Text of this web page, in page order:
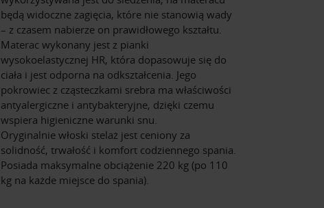
będą widoczne zagięcia, które nie stanowią wady
– z czasem nabierze on prawidłowego kształtu.
Materac wykonany jest z pianki
wysokoelastycznej HR, która dopasowuje się do
ciała i jest odporna na odkształcenia. Jego
pokrowiec z cząsteczkami srebra ma właściwości
antyalergiczne i antybakteryjne, dzięki czemu
wspiera higieniczne warunki snu.
Oryginalnie włoski stelaż jest ceniony za
solidność, trwałość i komfort codziennego spania.
Posiada maksymalne obciążenie 220 kg (po 110
kg na każde miejsce do spania).